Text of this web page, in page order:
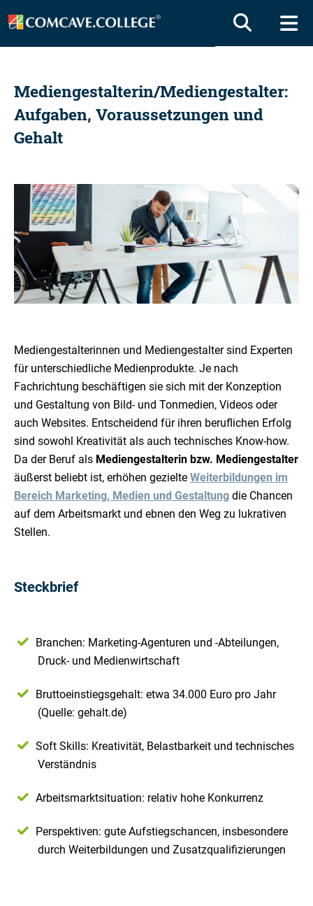
Mediengestalterin/Mediengestalter:
Aufgaben, Voraussetzungen und
Gehalt
Mediengestalterinnen und Mediengestalter sind Experten
für unterschiedliche Medienprodukte. Je nach
Fachrichtung beschäftigen sie sich mit der Konzeption
und Gestaltung von Bild- und Tonmedien, Videos oder
auch Websites. Entscheidend für ihren beruflichen Erfolg
sind sowohl Kreativität als auch technisches Know-how.
Da der Beruf als Mediengestalterin bzw. Mediengestalter
äußerst beliebt ist, erhöhen gezielte Weiterbildungen im
Bereich Marketing, Medien und Gestaltung die Chancen
auf dem Arbeitsmarkt und ebnen den Weg zu lukrativen
Stellen.
Steckbrief
Branchen: Marketing-Agenturen und -Abteilungen,
Druck- und Medienwirtschaft
Bruttoeinstiegsgehalt: etwa 34.000 Euro pro Jahr
(Quelle: gehalt.de)
Soft Skills: Kreativität, Belastbarkeit und technisches
Verständnis
Arbeitsmarktsituation: relativ hohe Konkurrenz
Perspektiven: gute Aufstiegschancen, insbesondere
durch Weiterbildungen und Zusatzqualifizierungen